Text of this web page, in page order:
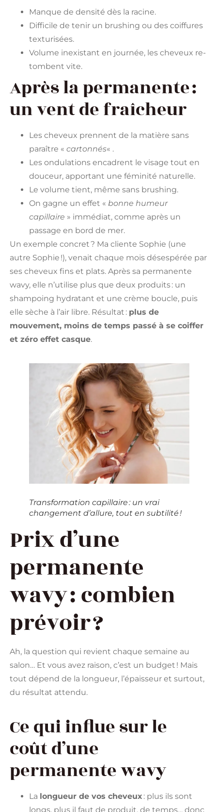
Manque de densité dès la racine.
Difficile de tenir un brushing ou des coiffures
texturisées.
Volume inexistant en journée, les cheveux re-
tombent vite.
Après la permanente :
un vent de fraîcheur
Les cheveux prennent de la matière sans
paraître « cartonnés« .
Les ondulations encadrent le visage tout en
douceur, apportant une féminité naturelle.
Le volume tient, même sans brushing.
On gagne un effet « bonne humeur
capillaire » immédiat, comme après un
passage en bord de mer.
Un exemple concret ? Ma cliente Sophie (une
autre Sophie !), venait chaque mois désespérée par
ses cheveux fins et plats. Après sa permanente
wavy, elle n’utilise plus que deux produits : un
shampoing hydratant et une crème boucle, puis
elle sèche à l’air libre. Résultat : plus de
mouvement, moins de temps passé à se coiffer
et zéro effet casque.
Transformation capillaire : un vrai
changement d’allure, tout en subtilité !
Prix d’une
permanente
wavy : combien
prévoir ?
Ah, la question qui revient chaque semaine au
salon… Et vous avez raison, c’est un budget ! Mais
tout dépend de la longueur, l’épaisseur et surtout,
du résultat attendu.
Ce qui influe sur le
coût d’une
permanente wavy
La longueur de vos cheveux : plus ils sont
longs, plus il faut de produit, de temps… donc